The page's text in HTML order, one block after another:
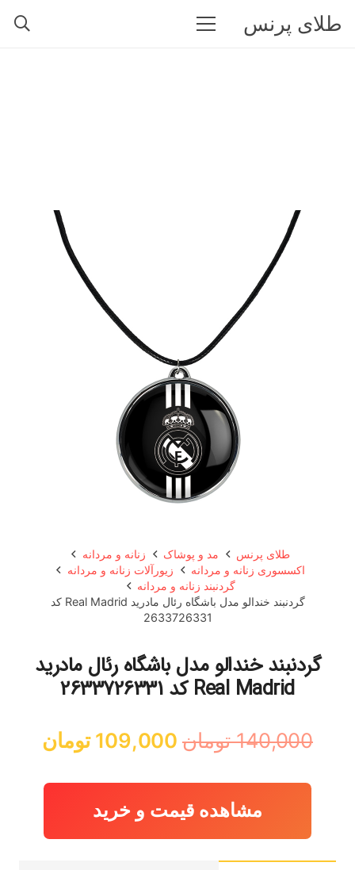
طلای پرنس
طلای پرنس مد و پوشاک
زنانه و مردانه
اکسسوری زنانه و مردانه
زیورآلات زنانه و مردانه
گردنبند زنانه و مردانه
گردنبند خندالو مدل باشگاه رئال مادرید Real Madrid کد
2633726331
گردنبند خندالو مدل باشگاه رئال مادرید
Real Madrid کد 2633726331
140,000 تومان قیمت
اصلی:
140,000 تومان
109,000 تومان
مشاهده قیمت و خرید